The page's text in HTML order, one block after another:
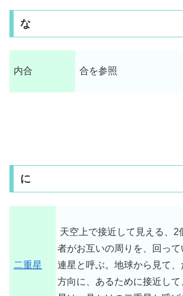
な
内合 合を参照
に
二重星
天空上で接近して見える、2
者がお互いの周りを、回って
連星と呼ぶ。地球から見て、
方向に、あるために接近し